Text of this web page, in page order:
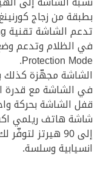
بطبقة من زجاج كورنينغ جوريلا 5
Protection Mode.
الشاشة مجهّزة كذلك
قفل الشاشة بحركة
إلى 90 هيرتز
انسيابية وسلسة.